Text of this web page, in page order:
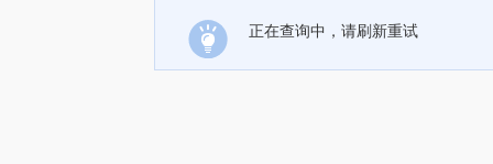
正在查询中，请刷新重试